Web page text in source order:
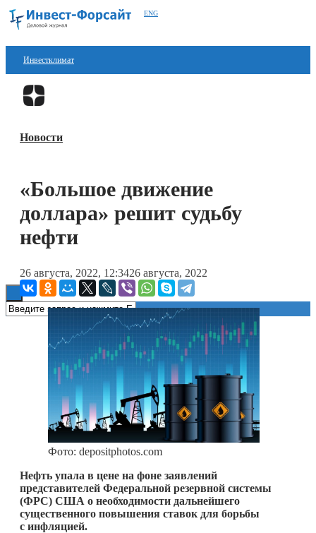
ENG
Инвестклимат
Финансы
Блокчейн
Новости
«Большое движение
доллара» решит судьбу
нефти
26 августа, 2022, 12:3426 августа, 2022
Фото: depositphotos.com
Нефть упала в цене на фоне заявлений
представителей Федеральной резервной системы
(ФРС) США о необходимости дальнейшего
существенного повышения ставок для борьбы
с инфляцией.